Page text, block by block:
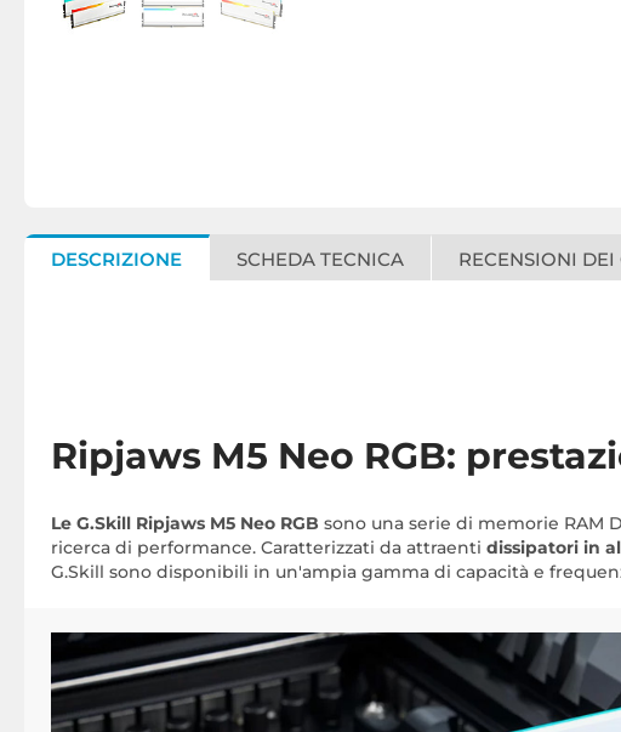
DESCRIZIONE SCHEDA TECNICA RECENSIONI DEI
Ripjaws M5 Neo RGB:
Le G.Skill Ripjaws M5 Neo RGB sono una serie di memorie RAM
ricerca di performance. Caratterizzati da attraenti dissipatori in
G.Skill sono disponibili in un'ampia gamma di capacità e